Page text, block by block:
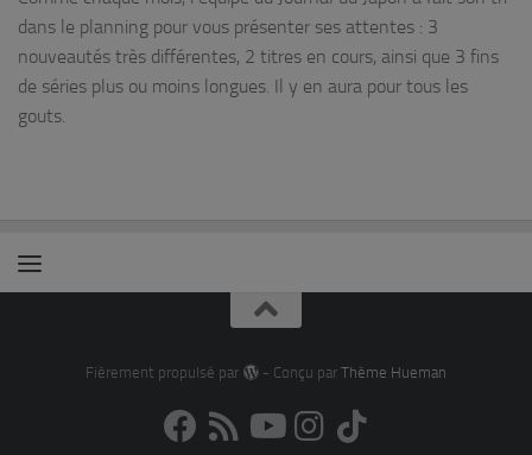
dans le planning pour vous présenter ses attentes : 3
nouveautés très différentes, 2 titres en cours, ainsi que 3 fins
de séries plus ou moins longues. Il y en aura pour tous les
gouts.
Fièrement propulsé par - Conçu par Thème Hueman